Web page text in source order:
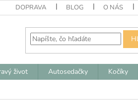
DOPRAVA BLOG O NÁS
život Autosedačky Kočíky